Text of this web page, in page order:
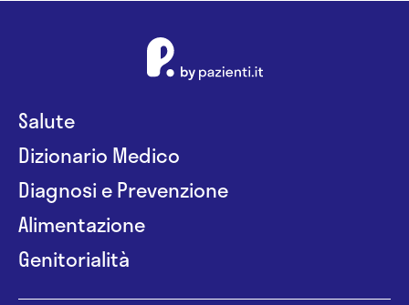
Salute
Dizionario Medico
Diagnosi e Prevenzione
Alimentazione
Genitorialità